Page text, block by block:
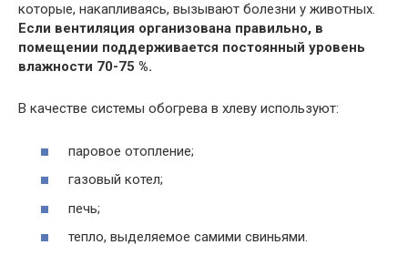
которые, накапливаясь, вызывают болезни у животных.
Если вентиляция организована правильно, в
помещении поддерживается постоянный уровень
влажности 70-75 %.
В качестве системы обогрева в хлеву используют:
паровое отопление;
газовый котел;
печь;
тепло, выделяемое самими свиньями.